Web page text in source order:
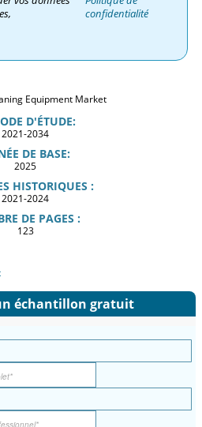
confidentialité
D'ÉTUDE:
2021-2034
DE BASE:
2025
HISTORIQUES :
2021-2024
DE PAGES :
123
échantillon gratuit